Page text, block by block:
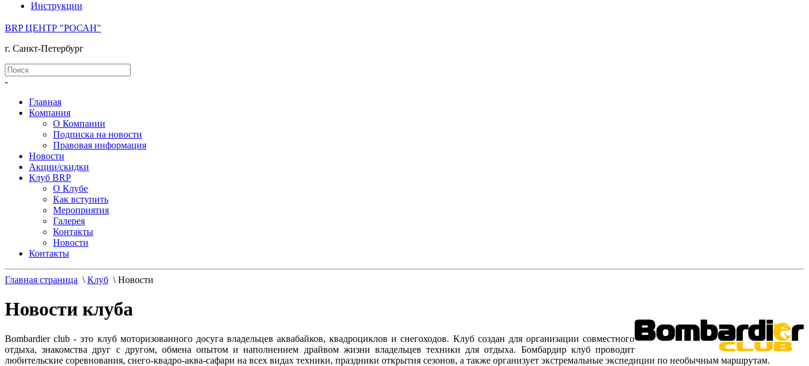
Инструкции
BRP ЦЕНТР "РОСАН"
г. Санкт-Петербург
-
Главная
Компания
О Компании
Подписка на новости
Правовая информация
Новости
Акции/скидки
Клуб BRP
О Клубе
Как вступить
Мероприятия
Галерея
Контакты
Новости
Контакты
Главная страница \ Клуб \ Новости
Новости клуба
Bombardier club - это клуб моторизованного досуга владельцев аквабайков, квадроциклов и снегоходов. Клуб создан для организации совместного
отдыха, знакомства друг с другом, обмена опытом и наполнением драйвом жизни владельцев техники для отдыха. Бомбардир клуб проводит
любительские соревнования, снего-квадро-аква-сафари на всех видах техники, праздники открытия сезонов, а также организует экстремальные экспедиции по необычным маршрутам.